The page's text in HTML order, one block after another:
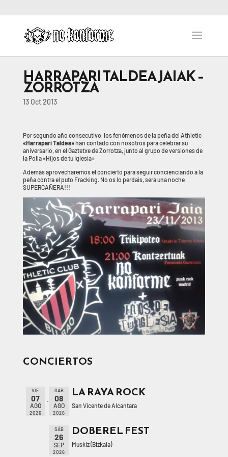
HARRAPARI TALDEA JAIAK –
ZORROTZA
13 Oct 2013
Por segundo año consecutivo, los fenómenos de la peña del Athletic
«Harrapari Taldea»han contado con nosotros para celebrar su
aniversario, en el Gaztetxe de Zorrotza, junto al grupo de versiones de
la Polla «Hijos de tu Iglesia»
Además aprovecharemos el concierto para seguir concienciando a la
peña contra el puto Fracking. No os lo perdais, será una noche
SUPERCAÑERA!!!
CONCIERTOS
VIE
07
AGO
2026
SÁB
08
AGO
2026
LA RAYA ROCK
San Vicente de Alcantara
SÁB
26
SEP
2026
DOBEREL FEST
Muskiz (Bizkaia)